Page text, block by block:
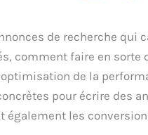
de recherche qui
comment faire en sorte
de la
pour écrire des
également les